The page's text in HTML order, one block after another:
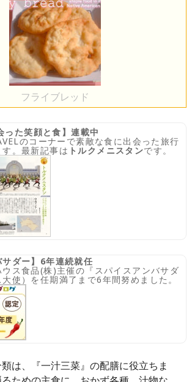
フライブレッド
った笑顔と食】連載中
のコーナーで素敵な食に出会った旅行
。最新記事は トルクメニスタンです。
サダー】6年連続就任
ス食品(株)主催の『スパイスアンバサダ
使）を任期満了まで6年間努めました。
は、『一汁三菜』の配膳に役立ちま